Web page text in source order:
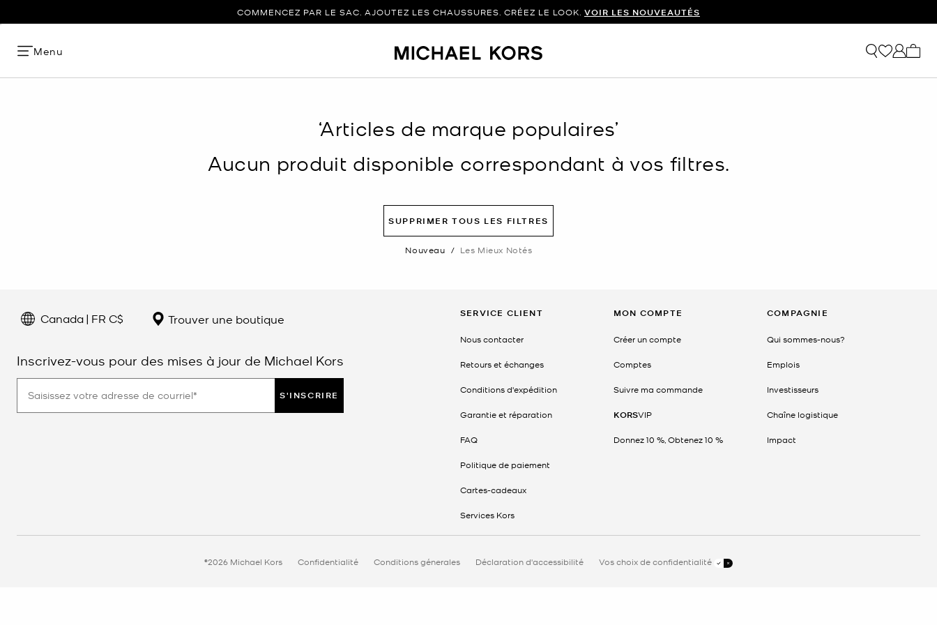
COMMENCEZ PAR LE SAC. AJOUTEZ LES CHAUSSURES. CRÉEZ LE LOOK. VOIR LES NOUVEAUTÉS
Menu
‘Articles de marque populaires’
Aucun produit disponible correspondant à vos filtres.
SUPPRIMER TOUS LES FILTRES
Nouveau / Les Mieux Notés
Canada | FR C$ Trouver une boutique
Inscrivez-vous pour des mises à jour de Michael Kors
S'INSCRIRE
SERVICE CLIENT
Nous contacter
Retours et échanges
Conditions d'expédition
Garantie et réparation
FAQ
Politique de paiement
Cartes-cadeaux
Services Kors
MON COMPTE
Créer un compte
Comptes
Suivre ma commande
KORSVIP
Donnez 10 %, Obtenez 10 %
COMPAGNIE
Qui sommes-nous?
Emplois
Investisseurs
Chaîne logistique
Impact
©2026 Michael Kors Confidentialité Conditions génerales Déclaration d'accessibilité Vos choix de confidentialité